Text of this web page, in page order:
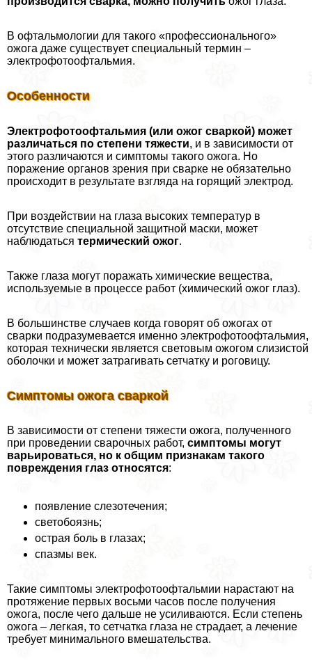
В офтальмологии для такого «профессионального»
ожога даже существует специальный термин –
электрофотоофтальмия.
Особенности
Электрофотоофтальмия (или ожог сваркой) может
различаться по степени тяжести, и в зависимости от
этого различаются и симптомы такого ожога. Но
поражение органов зрения при сварке не обязательно
происходит в результате взгляда на горящий электрод.
При воздействии на глаза высоких температур в
отсутствие специальной защитной маски, может
наблюдаться термический ожог.
Также глаза могут поражать химические вещества,
используемые в процессе работ (химический ожог глаз).
В большинстве случаев когда говорят об ожогах от
сварки подразумевается именно электрофотоофтальмия,
которая технически является световым ожогом слизистой
оболочки и может затрагивать сетчатку и роговицу.
Симптомы ожога сваркой
В зависимости от степени тяжести ожога, полученного
при проведении сварочных работ, симптомы могут
варьироваться, но к общим признакам такого
повреждения глаз относятся:
появление слезотечения;
светобоязнь;
острая боль в глазах;
спазмы век.
Такие симптомы электрофотоофтальмии нарастают на
протяжение первых восьми часов после получения
ожога, после чего дальше не усиливаются. Если степень
ожога – легкая, то сетчатка глаза не страдает, а лечение
требует минимального вмешательства.